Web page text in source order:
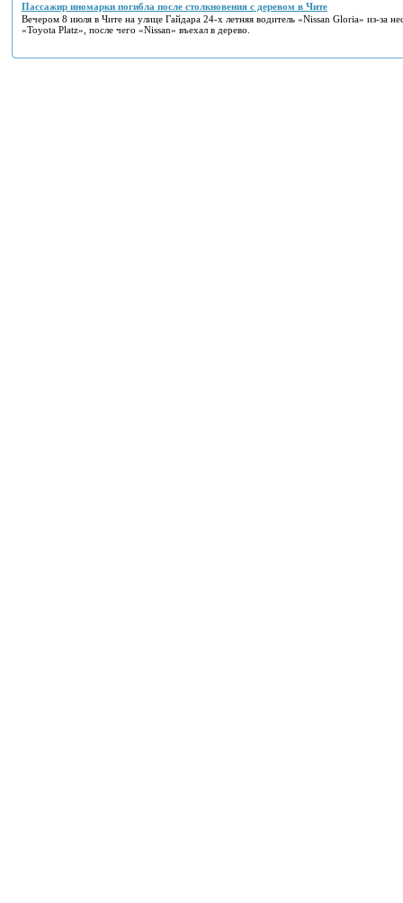
Пассажир иномарки погибла после столкновения с деревом в Чите
Вечером 8 июля в Чите на улице Гайдара 24-х летняя водитель «Nissan Gloria» из-за
«Toyota Platz», после чего «Nissan» въехал в дерево.